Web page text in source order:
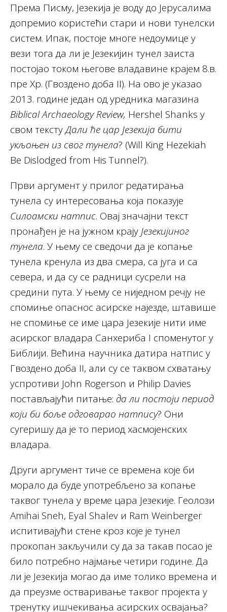
Према Писму, Језекија је воду до Јерусалима
допремио користећи стари и нови тунелски
систем. Ипак, постоје многе недоумице у
вези тога да ли је Језекијин тунел заиста
постојао током његове владавине крајем 8.в.
пре Хр. (Гвоздено доба II). На ово је указао
2013. године један од уредника магазина
Biblical Archaeology Review, Hershel Shanks у
свом текстуДали ће цар Језекија бити
укљоњен из свог тунела? (Will King Hezekiah
Be Dislodged from His Tunnel?).
Први аргумент у прилог редатирања
тунела су интересовања која показује
Силоамски натпис. Овај значајни текст
пронађен је на јужном крају Језекијиног
тунела. У њему се сведочи да је копање
тунела кренула из два смера, са југа и са
севера, и да су се радници сусрели на
средини пута. У њему се ниједном речју не
спомиње опаснос асирске најезде, штавише
не спомиње се име цара Језекије нити име
асирског владара Санхериба I споменутог у
Библији. Већина научника датира натпис у
Гвоздено доба II, али су се таквом схватању
успротиви John Rogerson и Philip Davies
постављајући питање: да ли постоји период
који би боље одговарао натпису? Они
сугеришу да је то период хасмојенских
владара.
Други аргумент тиче се времена које би
морало да буде употребљено за копање
таквог тунела у време цара Језекије. Геолози
Amihai Sneh, Eyal Shalev и Ram Weinberger
испитивајући стене кроз које је тунел
прокопан закључили су да за такав посао је
било потребно најмање четири године. Да
ли је Језекија могао да име толико времена и
да преузме остваривање таквог пројекта у
тренутку ишчекивања асирских освајања?